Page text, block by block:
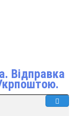
Відправка